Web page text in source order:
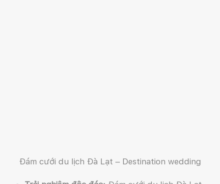
Đám cưới du lịch Đà Lạt – Destination wedding